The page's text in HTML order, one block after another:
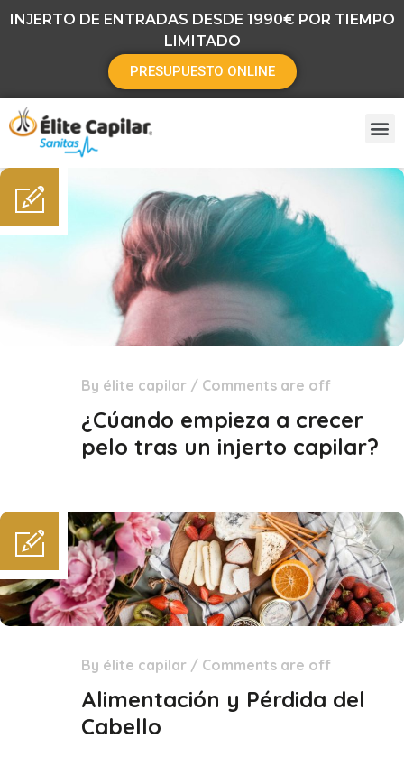
INJERTO DE ENTRADAS DESDE 1990€ POR TIEMPO
LIMITADO
PRESUPUESTO ONLINE
By élite capilar / Comments are off
¿Cúando empieza a crecer
pelo tras un injerto capilar?
By élite capilar / Comments are off
Alimentación y Pérdida del
Cabello